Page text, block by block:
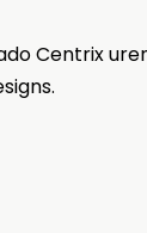
Centrix